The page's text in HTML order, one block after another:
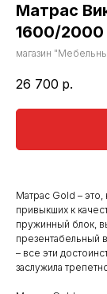
Матрас
1600/
магазин
26 700 р.
Матрас Gold –
привыкших к
пружинный блок,
презентабельный
– все эти
заслужила